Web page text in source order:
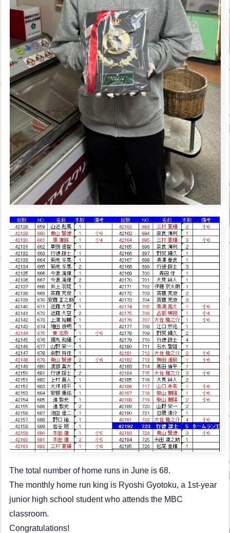
The total number of home runs in June is 68.
The monthly home run king is Ryoshi Gyotoku, a 1st-year
junior high school student who attends the MBC
classroom.
Congratulations!